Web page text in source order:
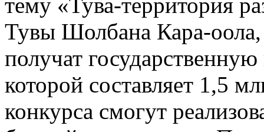
Тувы Шолбана Кара-
получат
которой составляет 1,5
конкурса смогут